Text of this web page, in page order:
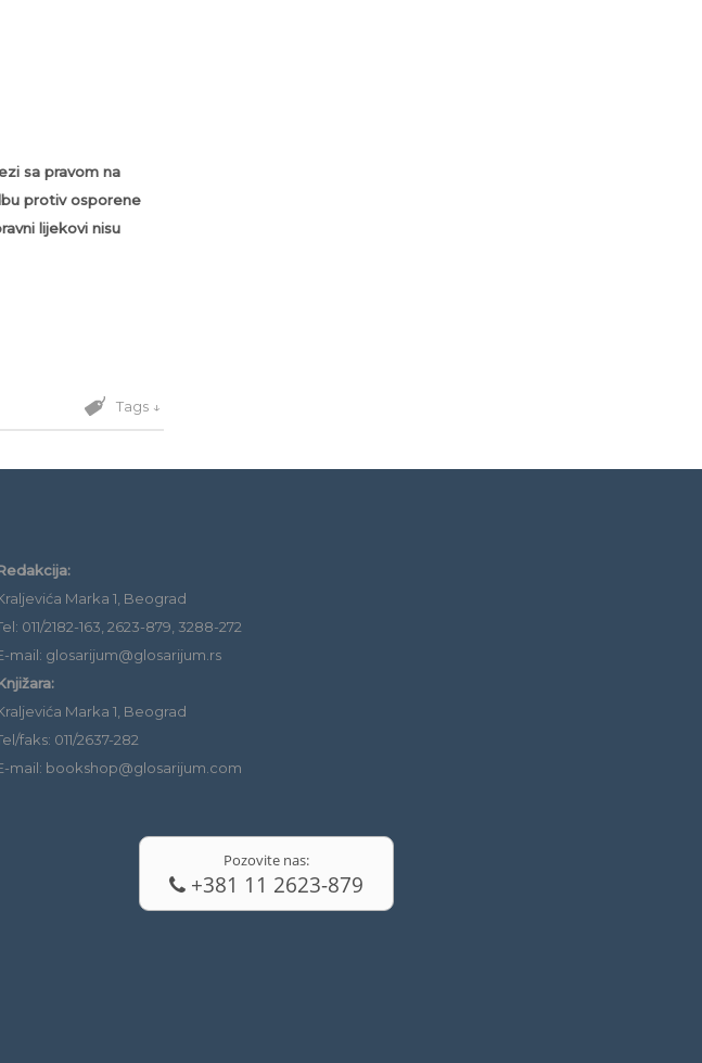
sa pravom na
protiv osporene
lijekovi nisu
Tags ↓
Marka 1, Beograd
011/2182-163, 2623-879, 3288-272
mail: glosarijum@glosarijum.rs
Marka 1, Beograd
faks: 011/2637-282
mail: bookshop@glosarijum.com
Pozovite nas:
+381 11 2623-879